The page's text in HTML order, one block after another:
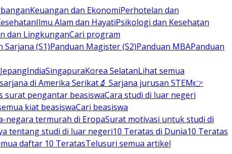
Keuangan dan EkonomiPerhotelan dan
Ilmu Alam dan HayatiPsikologi dan Kesehatan
dan LingkunganCari program
Sarjana (S1)Panduan Magister (S2)Panduan MBAPanduan
JepangIndiaSingapuraKorea SelatanLihat semua
di Amerika Serikat🔬 Sarjana jurusan STEM👉
surat pengantar beasiswaCara studi di luar negeri
kiat beasiswaCari beasiswa
negara termurah di EropaSurat motivasi untuk studi di
tentang studi di luar negeri10 Teratas di Dunia10 Teratas
daftar 10 TeratasTelusuri semua artikel